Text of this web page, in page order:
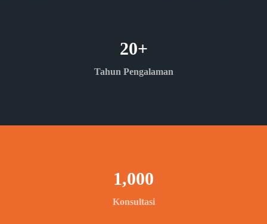
Tahun Pengalaman
20+
Konsultasi
1,000